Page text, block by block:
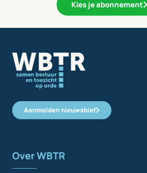
Kies je abonnement
Aanmelden nieuwsbief
Over WBTR